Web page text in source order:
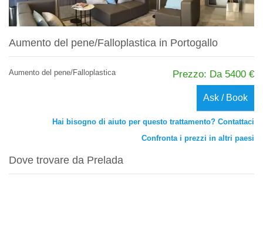
Aumento del pene/Falloplastica in Portogallo
Aumento del pene/Falloplastica Prezzo: Da 5400 €
Ask / Book
Hai bisogno di aiuto per questo trattamento? Contattaci
Confronta i prezzi in altri paesi
Dove trovare da Prelada